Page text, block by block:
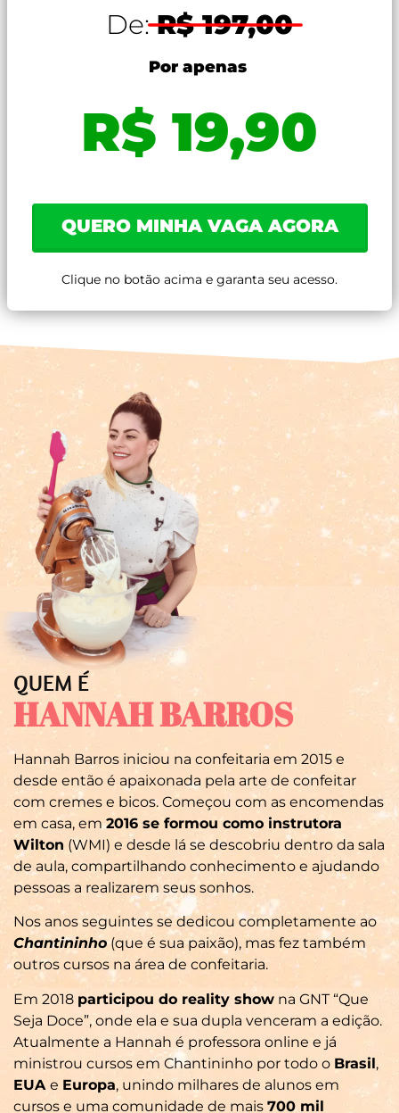
De:R$ 197,00
Por apenas
R$ 19,90
QUERO MINHA VAGA AGORA
Clique no botão acima e garanta seu acesso.
QUEM É
HANNAH BARROS
Hannah Barros iniciou na confeitaria em 2015 e
desde então é apaixonada pela arte de confeitar
com cremes e bicos. Começou com as encomendas
em casa, em2016 se formou como instrutora
Wilton (WMI) e desde lá se descobriu dentro da sala
de aula, compartilhando conhecimento e ajudando
pessoas a realizarem seus sonhos.
Nos anos seguintes se dedicou completamente ao
Chantininho(que é sua paixão), mas fez também
outros cursos na área de confeitaria.
Em 2018 participou do reality show na GNT “Que
Seja Doce”, onde ela e sua dupla venceram a edição.
Atualmente a Hannah é professora online e já
ministrou cursos em Chantininho por todo o Brasil,
EUA e Europa, unindo milhares de alunos em
cursos e uma comunidade de mais 700 mil